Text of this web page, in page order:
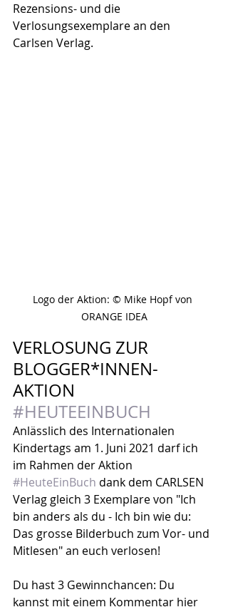
Rezensions- und die
Verlosungsexemplare an den
Carlsen Verlag.
Logo der Aktion: © Mike Hopf von
ORANGE IDEA
VERLOSUNG ZUR
BLOGGER*INNEN-
AKTION
#HEUTEEINBUCH
Anlässlich des Internationalen
Kindertags am 1. Juni 2021 darf ich
im Rahmen der Aktion
#HeuteEinBuch dank dem CARLSEN
Verlag gleich 3 Exemplare von "Ich
bin anders als du - Ich bin wie du:
Das grosse Bilderbuch zum Vor- und
Mitlesen" an euch verlosen!
Du hast 3 Gewinnchancen: Du
kannst mit einem Kommentar hier